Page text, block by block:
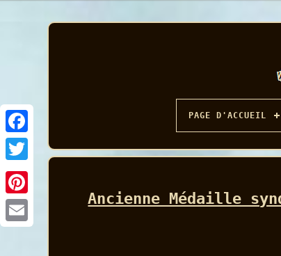
Facebook
PAGE D'ACCUEIL
Ancienne Médaille